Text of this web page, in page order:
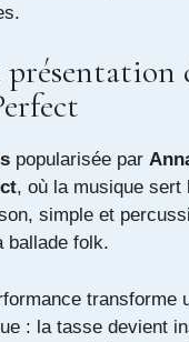
popularisée par
, où la musique sert
simple et
ballade folk.
transforme
: la tasse devient